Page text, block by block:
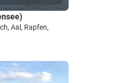
Aal, Rapfen,